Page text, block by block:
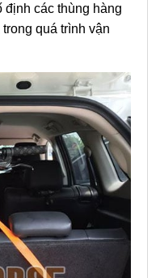
định các thùng hàng
quá trình vận